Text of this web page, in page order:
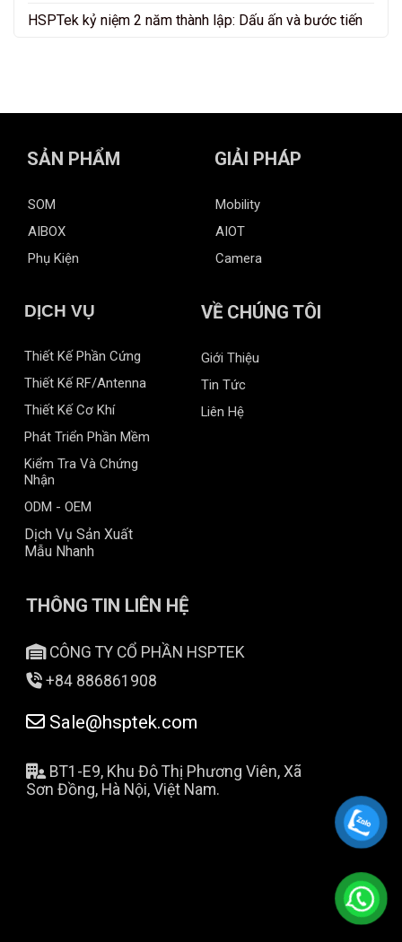
HSPTek kỷ niệm 2 năm thành lập: Dấu ấn và bước tiến
SẢN PHẨM
SOM
AIBOX
Phụ Kiện
GIẢI PHÁP
Mobility
AIOT
Camera
DỊCH VỤ
Thiết Kế Phần Cứng
Thiết Kế RF/Antenna
Thiết Kế Cơ Khí
Phát Triển Phần Mềm
Kiểm Tra Và Chứng
Nhận
ODM - OEM
Dịch Vụ Sản Xuất
Mẫu Nhanh
VỀ CHÚNG TÔI
Giới Thiệu
Tin Tức
Liên Hệ
THÔNG TIN LIÊN HỆ
CÔNG TY CỔ PHẦN HSPTEK
+84 886861908
Sale@hsptek.com
BT1-E9, Khu Đô Thị Phương Viên, Xã
Sơn Đồng, Hà Nội, Việt Nam.